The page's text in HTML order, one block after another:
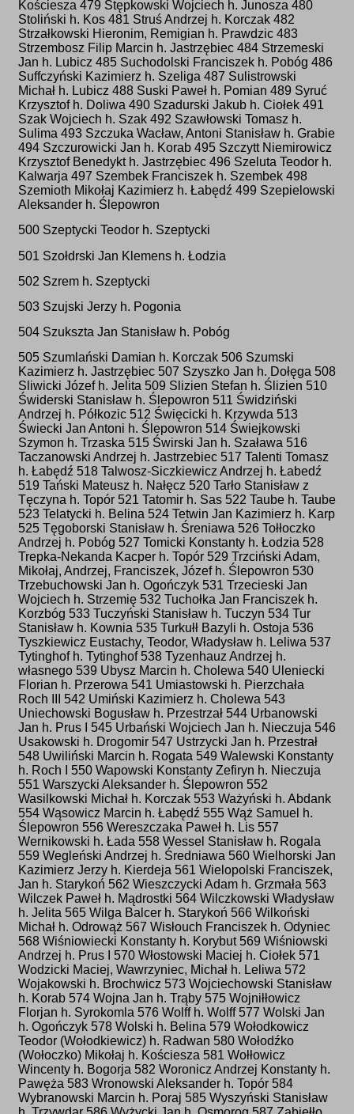
Kościesza 479 Stępkowski Wojciech h. Junosza 480
Stoliński h. Kos 481 Struś Andrzej h. Korczak 482
Strzałkowski Hieronim, Remigian h. Prawdzic 483
Strzembosz Filip Marcin h. Jastrzębiec 484 Strzemeski
Jan h. Lubicz 485 Suchodolski Franciszek h. Pobóg 486
Suffczyński Kazimierz h. Szeliga 487 Sulistrowski
Michał h. Lubicz 488 Suski Paweł h. Pomian 489 Syruć
Krzysztof h. Doliwa 490 Szadurski Jakub h. Ciołek 491
Szak Wojciech h. Szak 492 Szawłowski Tomasz h.
Sulima 493 Szczuka Wacław, Antoni Stanisław h. Grabie
494 Szczurowicki Jan h. Korab 495 Szczytt Niemirowicz
Krzysztof Benedykt h. Jastrzębiec 496 Szeluta Teodor h.
Kalwarja 497 Szembek Franciszek h. Szembek 498
Szemioth Mikołaj Kazimierz h. Łabędź 499 Szepielowski
Aleksander h. Ślepowron
500 Szeptycki Teodor h. Szeptycki
501 Szołdrski Jan Klemens h. Łodzia
502 Szrem h. Szeptycki
503 Szujski Jerzy h. Pogonia
504 Szukszta Jan Stanisław h. Pobóg
505 Szumlański Damian h. Korczak 506 Szumski
Kazimierz h. Jastrzębiec 507 Szyszko Jan h. Dołęga 508
Sliwicki Józef h. Jelita 509 Slizien Stefan h. Ślizien 510
Świderski Stanisław h. Ślepowron 511 Świdziński
Andrzej h. Półkozic 512 Święcicki h. Krzywda 513
Świecki Jan Antoni h. Ślepowron 514 Świejkowski
Szymon h. Trzaska 515 Świrski Jan h. Szaława 516
Taczanowski Andrzej h. Jastrzebiec 517 Talenti Tomasz
h. Łabędź 518 Talwosz-Siczkiewicz Andrzej h. Łabedź
519 Tański Mateusz h. Nałęcz 520 Tarło Stanisław z
Tęczyna h. Topór 521 Tatomir h. Sas 522 Taube h. Taube
523 Telatycki h. Belina 524 Tetwin Jan Kazimierz h. Karp
525 Tęgoborski Stanisław h. Śreniawa 526 Tołłoczko
Andrzej h. Pobóg 527 Tomicki Konstanty h. Łodzia 528
Trepka-Nekanda Kacper h. Topór 529 Trzciński Adam,
Mikołaj, Andrzej, Franciszek, Józef h. Ślepowron 530
Trzebuchowski Jan h. Ogończyk 531 Trzecieski Jan
Wojciech h. Strzemię 532 Tuchołka Jan Franciszek h.
Korzbóg 533 Tuczyński Stanisław h. Tuczyn 534 Tur
Stanisław h. Kownia 535 Turkułł Bazyli h. Ostoja 536
Tyszkiewicz Eustachy, Teodor, Władysław h. Leliwa 537
Tytinghof h. Tytinghof 538 Tyzenhauz Andrzej h.
własnego 539 Ubysz Marcin h. Cholewa 540 Uleniecki
Florian h. Przerowa 541 Umiastowski h. Pierzchała
Roch III 542 Umiński Kazimierz h. Cholewa 543
Uniechowski Bogusław h. Przestrzał 544 Urbanowski
Jan h. Prus I 545 Urbański Wojciech Jan h. Nieczuja 546
Usakowski h. Drogomir 547 Ustrzycki Jan h. Przestrał
548 Uwiliński Marcin h. Rogata 549 Walewski Konstanty
h. Roch I 550 Wapowski Konstanty Zefiryn h. Nieczuja
551 Warszycki Aleksander h. Ślepowron 552
Wasilkowski Michał h. Korczak 553 Ważyński h. Abdank
554 Wąsowicz Marcin h. Łabędź 555 Wąż Samuel h.
Ślepowron 556 Wereszczaka Paweł h. Lis 557
Wernikowski h. Łada 558 Wessel Stanisław h. Rogala
559 Wegleński Andrzej h. Średniawa 560 Wielhorski Jan
Kazimierz Jerzy h. Kierdeja 561 Wielopolski Franciszek,
Jan h. Starykoń 562 Wieszczycki Adam h. Grzmała 563
Wilczek Paweł h. Mądrostki 564 Wilczkowski Władysław
h. Jelita 565 Wilga Balcer h. Starykoń 566 Wilkoński
Michał h. Odrowąż 567 Wisłouch Franciszek h. Odyniec
568 Wiśniowiecki Konstanty h. Korybut 569 Wiśniowski
Andrzej h. Prus I 570 Włostowski Maciej h. Ciołek 571
Wodzicki Maciej, Wawrzyniec, Michał h. Leliwa 572
Wojakowski h. Brochwicz 573 Wojciechowski Stanisław
h. Korab 574 Wojna Jan h. Trąby 575 Wojniłłowicz
Florjan h. Syrokomla 576 Wolff h. Wolff 577 Wolski Jan
h. Ogończyk 578 Wolski h. Belina 579 Wołodkowicz
Teodor (Wołodkiewicz) h. Radwan 580 Wołodźko
(Wołoczko) Mikołaj h. Kościesza 581 Wołłowicz
Wincenty h. Bogorja 582 Woronicz Andrzej Konstanty h.
Pawęża 583 Wronowski Aleksander h. Topór 584
Wybranowski Marcin h. Poraj 585 Wyszyński Stanisław